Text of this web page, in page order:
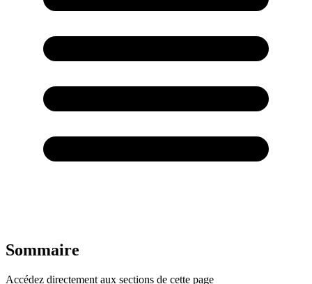
Sommaire
Accédez directement aux sections de cette page